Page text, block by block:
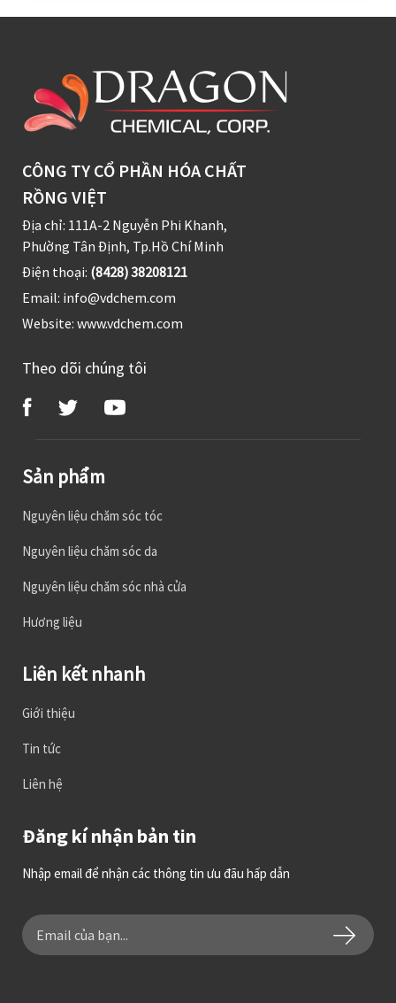
CÔNG TY CỔ PHẦN HÓA CHẤT
RỒNG VIỆT
Địa chỉ: 111A-2 Nguyễn Phi Khanh,
Phường Tân Định, Tp.Hồ Chí Minh
Điện thoại: (8428) 38208121
Email: info@vdchem.com
Website: www.vdchem.com
Theo dõi chúng tôi
Sản phẩm
Nguyên liệu chăm sóc tóc
Nguyên liệu chăm sóc da
Nguyên liệu chăm sóc nhà cửa
Hương liệu
Liên kết nhanh
Giới thiệu
Tin tức
Liên hệ
Đăng kí nhận bản tin
Nhập email để nhận các thông tin ưu đãu hấp dẫn